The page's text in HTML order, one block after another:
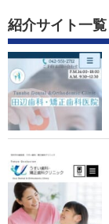
紹介サイト一覧